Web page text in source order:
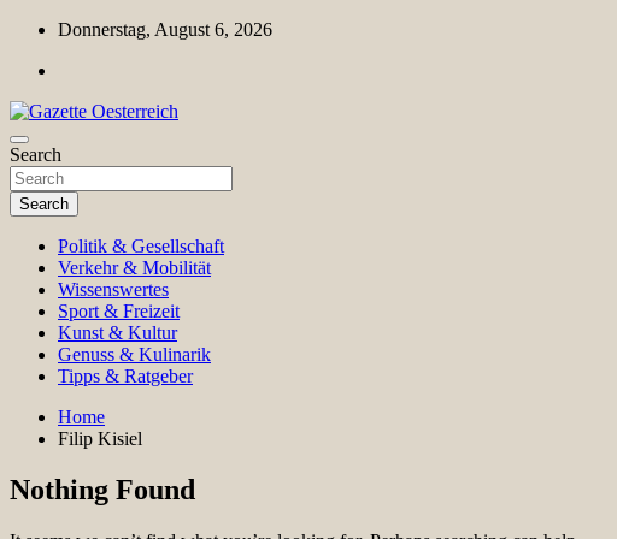
Skip
content
Donnerstag, August 6, 2026
Gazette Oesterreich
Magazin für Freizeit, Politik, Kultur & Wissenschaft
Search
Search
Politik & Gesellschaft
Verkehr & Mobilität
Wissenswertes
Sport & Freizeit
Kunst & Kultur
Genuss & Kulinarik
Tipps & Ratgeber
Home
Filip Kisiel
Nothing Found